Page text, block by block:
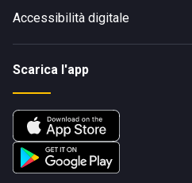
Accessibilità digitale
Scarica l'app